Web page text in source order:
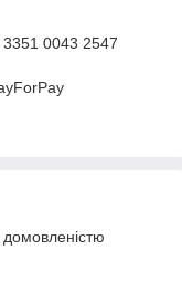
3351 0043 2547